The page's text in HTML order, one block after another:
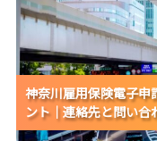
神奈川雇用保険電子申
ント｜連絡先と問い合
神奈川雇用保険電子申
ント｜連絡先と問い合
神奈川雇用保険電子申
ント｜連絡先と問い合